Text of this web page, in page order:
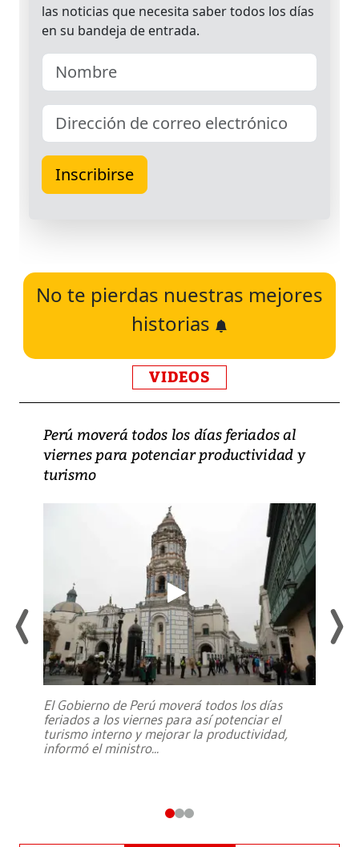
No te pierdas nuestras mejores
historias
VIDEOS
Perú moverá todos los días feriados al
viernes para potenciar productividad y
turismo
El Gobierno de Perú moverá todos los días
feriados a los viernes para así potenciar el
turismo interno y mejorar la productividad,
informó el ministro...